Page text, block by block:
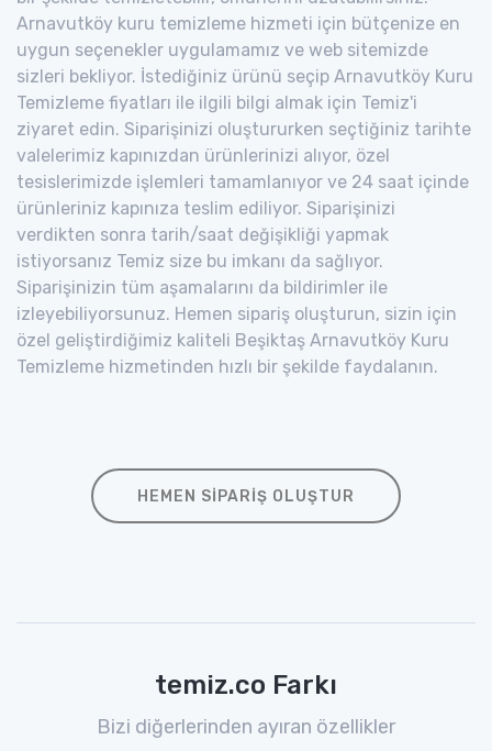
Arnavutköy kuru temizleme hizmeti için bütçenize en
uygun seçenekler uygulamamız ve web sitemizde
sizleri bekliyor. İstediğiniz ürünü seçip Arnavutköy Kuru
Temizleme fiyatları ile ilgili bilgi almak için Temiz'i
ziyaret edin. Siparişinizi oluştururken seçtiğiniz tarihte
valelerimiz kapınızdan ürünlerinizi alıyor, özel
tesislerimizde işlemleri tamamlanıyor ve 24 saat içinde
ürünleriniz kapınıza teslim ediliyor. Siparişinizi
verdikten sonra tarih/saat değişikliği yapmak
istiyorsanız Temiz size bu imkanı da sağlıyor.
Siparişinizin tüm aşamalarını da bildirimler ile
izleyebiliyorsunuz. Hemen sipariş oluşturun, sizin için
özel geliştirdiğimiz kaliteli Beşiktaş Arnavutköy Kuru
Temizleme hizmetinden hızlı bir şekilde faydalanın.
HEMEN SIPARIŞ OLUŞTUR
temiz.co Farkı
Bizi diğerlerinden ayıran özellikler